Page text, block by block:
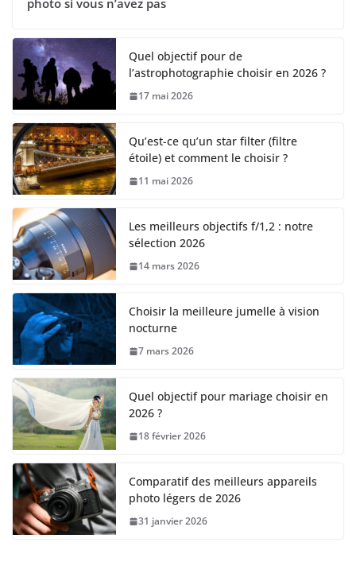
photo si vous n’avez pas
Quel objectif pour de
l’astrophotographie choisir en 2026 ?
17 mai 2026
Qu’est-ce qu’un star filter (filtre
étoile) et comment le choisir ?
11 mai 2026
Les meilleurs objectifs f/1,2 : notre
sélection 2026
14 mars 2026
Choisir la meilleure jumelle à vision
nocturne
7 mars 2026
Quel objectif pour mariage choisir en
2026 ?
18 février 2026
Comparatif des meilleurs appareils
photo légers de 2026
31 janvier 2026